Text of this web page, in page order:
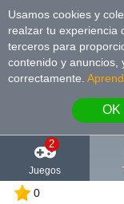
Usamos cookies y
realzar tu experiencia
terceros para
contenido y anuncios,
correctamente.
OK
2
Juegos
0